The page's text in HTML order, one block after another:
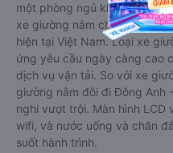
một phòng ngủ khách sạn
xe giường nằm cho cặp đôi
hiện tại Việt Nam. Loại xe
ứng yêu cầu ngày càng cao
dịch vụ vận tải. So với xe
giường nằm đôi đi Đông Anh
nghi vượt trội. Màn hình LCD
wifi, và nước uống và chăn
suốt hành trình.